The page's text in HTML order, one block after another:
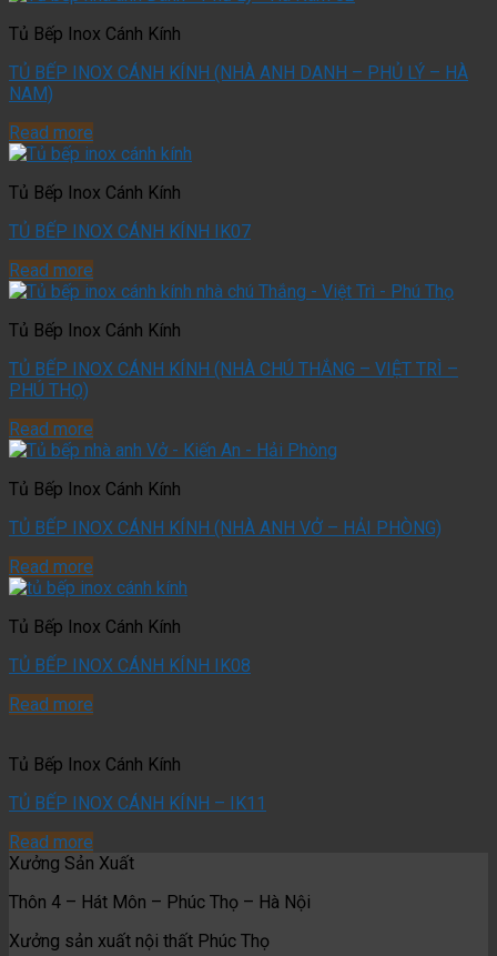
Tủ Bếp Inox Cánh Kính
TỦ BẾP INOX CÁNH KÍNH (NHÀ ANH DANH – PHỦ LÝ – HÀ
NAM)
Read more
Tủ Bếp Inox Cánh Kính
TỦ BẾP INOX CÁNH KÍNH IK07
Read more
Tủ Bếp Inox Cánh Kính
TỦ BẾP INOX CÁNH KÍNH (NHÀ CHÚ THẮNG – VIỆT TRÌ –
PHÚ THỌ)
Read more
Tủ Bếp Inox Cánh Kính
TỦ BẾP INOX CÁNH KÍNH (NHÀ ANH VỞ – HẢI PHÒNG)
Read more
Tủ Bếp Inox Cánh Kính
TỦ BẾP INOX CÁNH KÍNH IK08
Read more
Tủ Bếp Inox Cánh Kính
TỦ BẾP INOX CÁNH KÍNH – IK11
Read more
Xưởng Sản Xuất
Thôn 4 – Hát Môn – Phúc Thọ – Hà Nội
Xưởng sản xuất nội thất Phúc Thọ